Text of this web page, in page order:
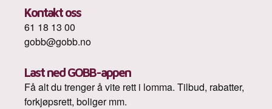
Kontakt oss
61 18 13 00
gobb@gobb.no
Last ned GOBB-appen
Få alt du trenger å vite rett i lomma. Tilbud, rabatter,
forkjøpsrett, boliger mm.